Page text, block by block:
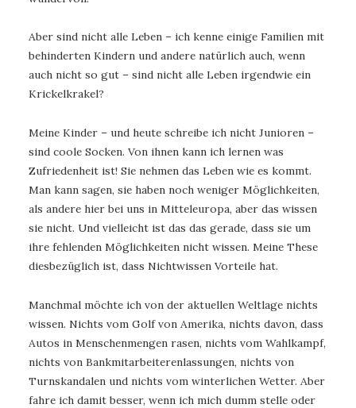
Aber sind nicht alle Leben – ich kenne einige Familien mit
behinderten Kindern und andere natürlich auch, wenn
auch nicht so gut – sind nicht alle Leben irgendwie ein
Krickelkrakel?
Meine Kinder – und heute schreibe ich nicht Junioren –
sind coole Socken. Von ihnen kann ich lernen was
Zufriedenheit ist! Sie nehmen das Leben wie es kommt.
Man kann sagen, sie haben noch weniger Möglichkeiten,
als andere hier bei uns in Mitteleuropa, aber das wissen
sie nicht. Und vielleicht ist das das gerade, dass sie um
ihre fehlenden Möglichkeiten nicht wissen. Meine These
diesbezüglich ist, dass Nichtwissen Vorteile hat.
Manchmal möchte ich von der aktuellen Weltlage nichts
wissen. Nichts vom Golf von Amerika, nichts davon, dass
Autos in Menschenmengen rasen, nichts vom Wahlkampf,
nichts von Bankmitarbeiterenlassungen, nichts von
Turnskandalen und nichts vom winterlichen Wetter. Aber
fahre ich damit besser, wenn ich mich dumm stelle oder